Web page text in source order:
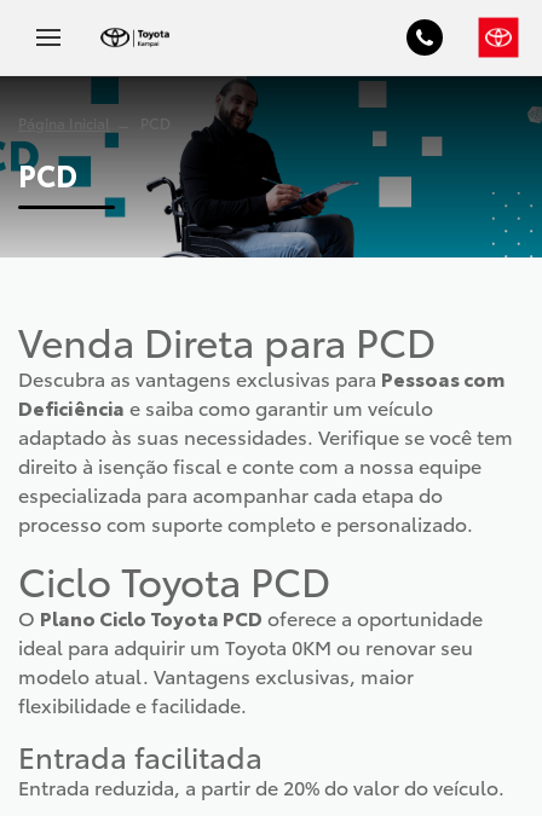
Página Inicial PCD
PCD
Venda Direta para PCD
Descubra as vantagens exclusivas para Pessoas com
Deficiência e saiba como garantir um veículo
adaptado às suas necessidades. Verifique se você tem
direito à isenção fiscal e conte com a nossa equipe
especializada para acompanhar cada etapa do
processo com suporte completo e personalizado.
Ciclo Toyota PCD
O Plano Ciclo Toyota PCD oferece a oportunidade
ideal para adquirir um Toyota 0KM ou renovar seu
modelo atual. Vantagens exclusivas, maior
flexibilidade e facilidade.
Entrada facilitada
Entrada reduzida, a partir de 20% do valor do veículo.